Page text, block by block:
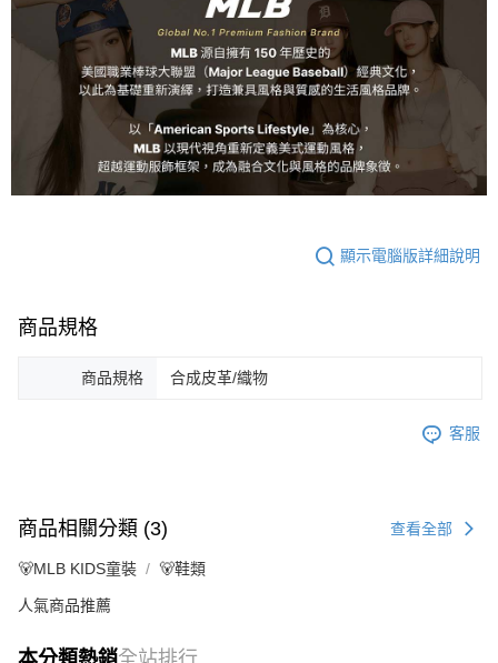
顯示電腦版詳細說明
商品規格
商品規格 合成皮革/織物
客服
商品相關分類 (3) 查看全部
🐻MLB KIDS童裝 🐻鞋類
人氣商品推薦